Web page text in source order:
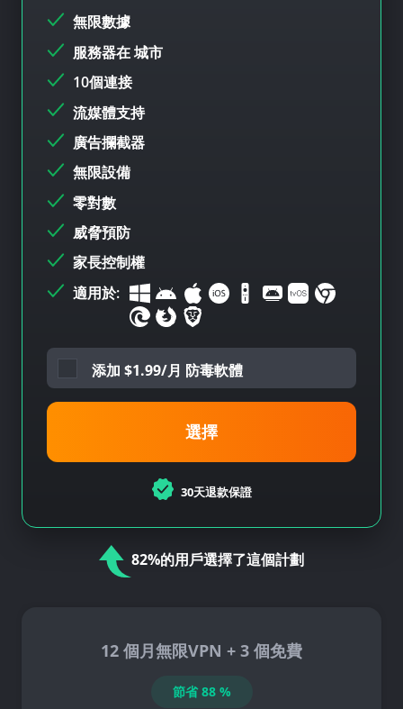
12 個月無限VPN + 3 個免費
節省88 %
無限數據
服務器在城市
10個連接
流媒體支持
廣告攔截器
無限設備
零對數
威脅預防
家長控制權
適用於:
添加 $1.99/月 防毒軟體
選擇
30天退款保證
82%的用戶選擇了這個計劃